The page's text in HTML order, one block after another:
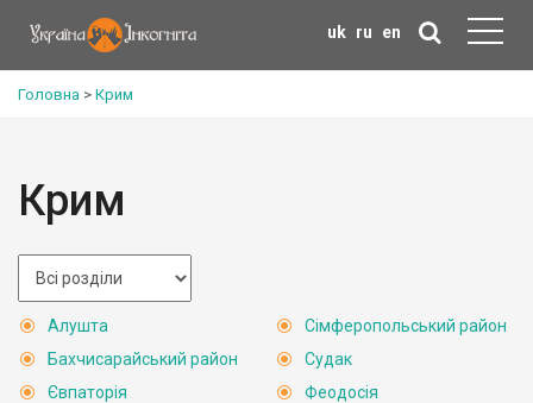
uk ru en
Головна > Крим
Крим
Алушта
Бахчисарайський район
Євпаторія
Сімферопольський район
Судак
Феодосія